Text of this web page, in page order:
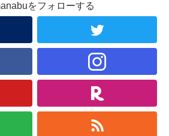
をフォローする